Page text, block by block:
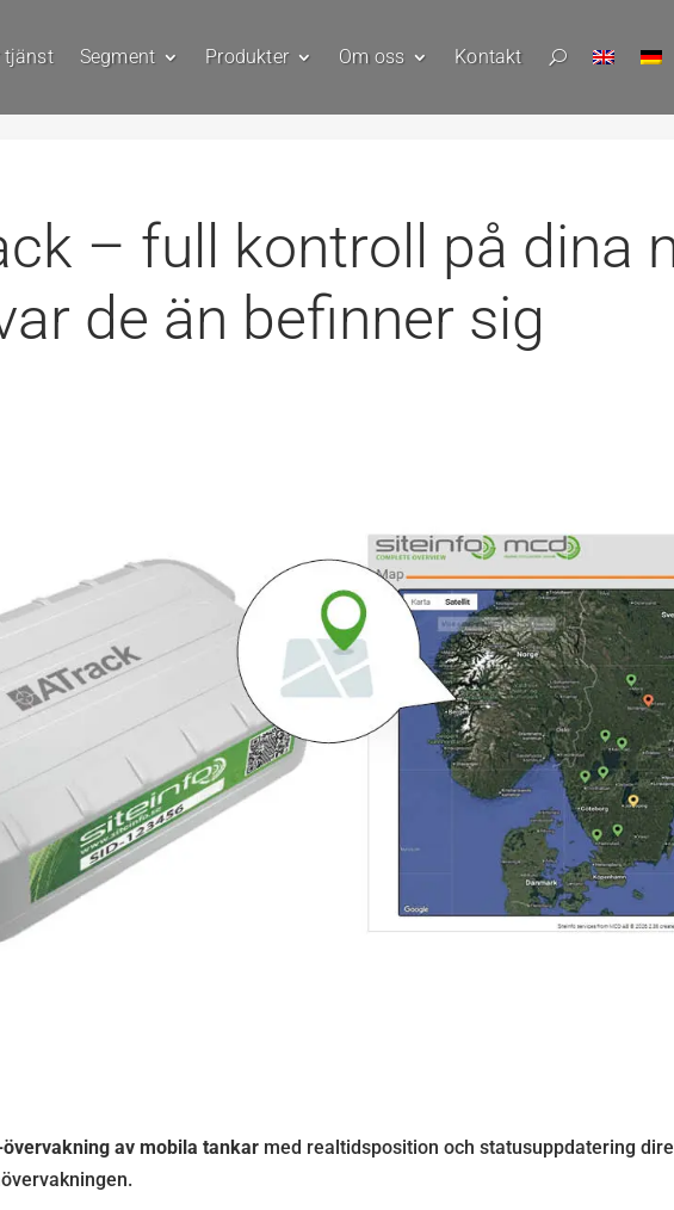
tjänst Segment Produkter Om oss Kontakt U
– full kontroll på dina
de än befinner sig
övervakning av mobila tankar med realtidsposition och statusuppdatering